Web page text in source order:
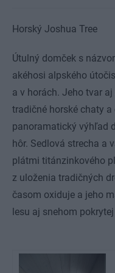
Horský Joshua Tree
Útulný domček s
akéhosi alpského
a v horách. Jeho tvar
tradičné horské chaty
panoramatický výhľad
hôr. Sedlová strecha a
plátmi titánzinkového
z uloženia tradičných
časom oxiduje a jeho
lesu aj snehom